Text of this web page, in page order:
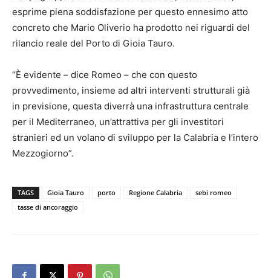
esprime piena soddisfazione per questo ennesimo atto
concreto che Mario Oliverio ha prodotto nei riguardi del
rilancio reale del Porto di Gioia Tauro.
“È evidente – dice Romeo – che con questo
provvedimento, insieme ad altri interventi strutturali già
in previsione, questa diverrà una infrastruttura centrale
per il Mediterraneo, un’attrattiva per gli investitori
stranieri ed un volano di sviluppo per la Calabria e l’intero
Mezzogiorno”.
TAGS Gioia Tauro porto Regione Calabria
sebi romeo
tasse di ancoraggio